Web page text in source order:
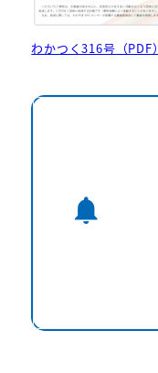
わかつく316号（PDF）
notifications